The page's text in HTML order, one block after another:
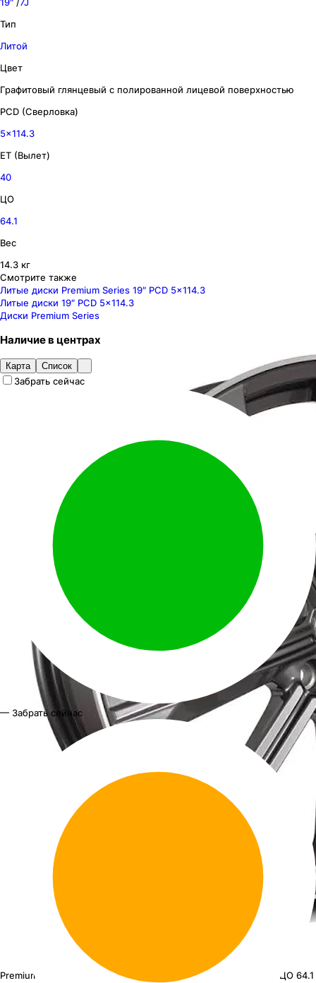
19″ /7J
Тип
Литой
Цвет
Графитовый глянцевый с полированной лицевой поверхностью
PCD (Сверловка)
5x114.3
ET (Вылет)
40
ЦО
64.1
Вес
14.3 кг
Смотрите также
Литые диски Premium Series 19″ PCD 5x114.3
Литые диски 19″ PCD 5x114.3
Диски Premium Series
Premium Series КР013 Haval F7_F7x 19"x7J PCD 5x114.3 ЕТ 40 ЦО 64.1
Наличиев центрах
Карта Список
Забрать сейчас
— Забрать сейчас